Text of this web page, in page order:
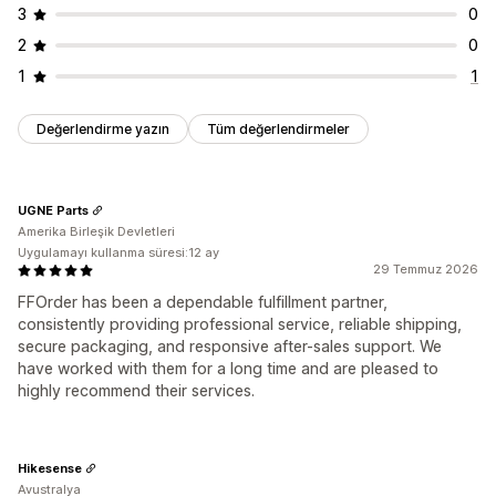
3
0
2
0
1
1
Değerlendirme yazın Tüm değerlendirmeler
29 Temmuz 2026
FFOrder has been a dependable fulfillment partner,
consistently providing professional service, reliable shipping,
secure packaging, and responsive after-sales support. We
have worked with them for a long time and are pleased to
highly recommend their services.
UGNE Parts
Amerika Birleşik Devletleri
Uygulamayı kullanma süresi:12 ay
Hikesense
Avustralya